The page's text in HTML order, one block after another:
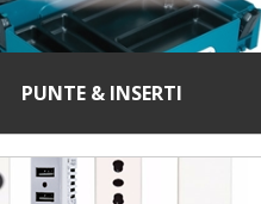
PUNTE & INSERTI